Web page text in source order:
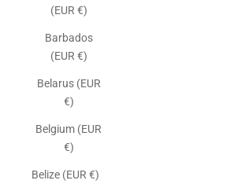
(EUR €)
Barbados
(EUR €)
Belarus (EUR
€)
Belgium (EUR
€)
Belize (EUR €)